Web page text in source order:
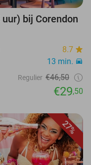
bij Corendon
8.7
13 min.
Regulier €46,50
€29,50
27%